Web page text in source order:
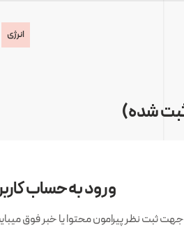
انرژی
ورود به حساب
جهت ثبت نظر پیرامون محتوا یا خبر فوق